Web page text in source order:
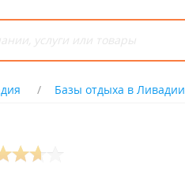
Базы отдыха в Ливадии